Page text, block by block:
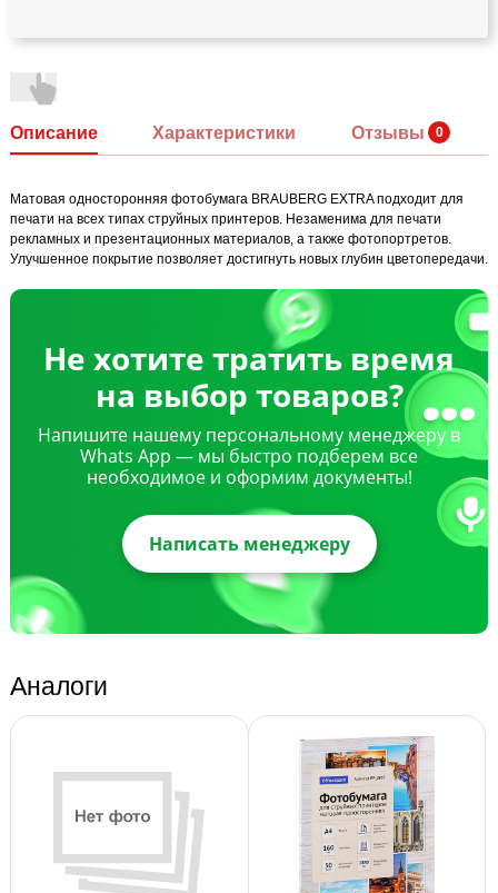
Описание Характеристики Отзывы
Матовая односторонняя фотобумага BRAUBERG EXTRA подходит для
печати на всех типах струйных принтеров. Незаменима для печати
рекламных и презентационных материалов, а также фотопортретов.
Улучшенное покрытие позволяет достигнуть новых глубин цветопередачи.
Не хотите тратить время
на выбор товаров?
Напишите нашему персональному менеджеру в
Whats App — мы быстро подберем все
необходимое и оформим документы!
Написать менеджеру
Аналоги